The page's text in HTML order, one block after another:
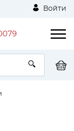
Войти